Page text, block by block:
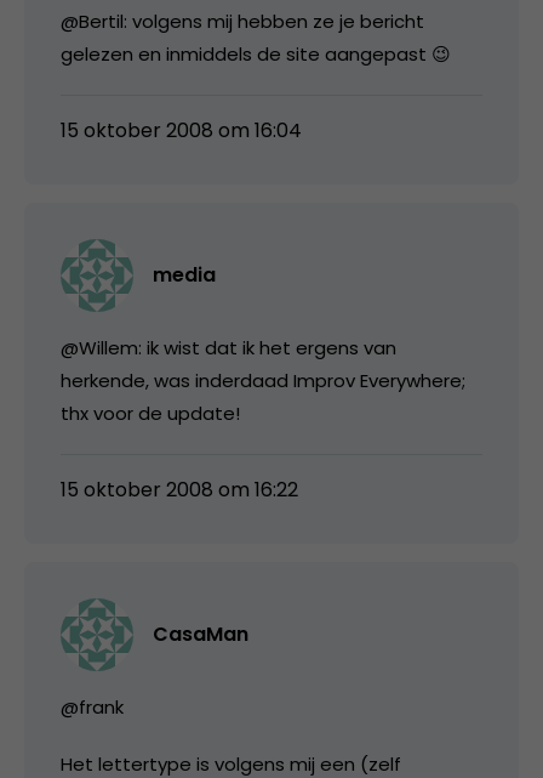
@Bertil: volgens mij hebben ze je bericht
gelezen en inmiddels de site aangepast 😉
15 oktober 2008 om 16:04
media
@Willem: ik wist dat ik het ergens van
herkende, was inderdaad Improv Everywhere;
thx voor de update!
15 oktober 2008 om 16:22
CasaMan
@frank
Het lettertype is volgens mij een (zelf